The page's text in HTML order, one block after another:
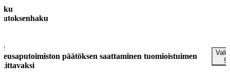
päätöksen saattaminen tuomioistuimen
§